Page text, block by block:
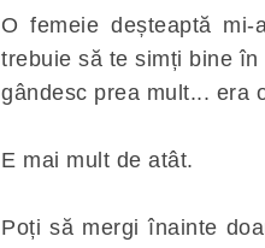
O femeie deșteaptă
trebuie să te simți bine
gândesc prea mult... era
E mai mult de atât.
Poți să mergi înainte